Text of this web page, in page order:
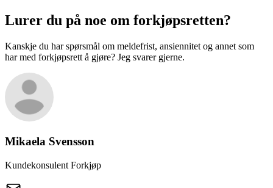
Lurer du på noe om forkjøpsretten?
Kanskje du har spørsmål om meldefrist, ansiennitet og annet som
har med forkjøpsrett å gjøre? Jeg svarer gjerne.
Mikaela Svensson
Kundekonsulent Forkjøp